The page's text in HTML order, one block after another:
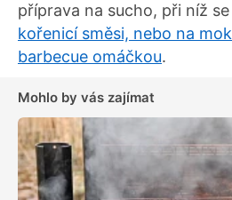
příprava na sucho, při níž se
kořenicí směsi, nebo na
barbecue omáčkou.
Mohlo by vás zajímat